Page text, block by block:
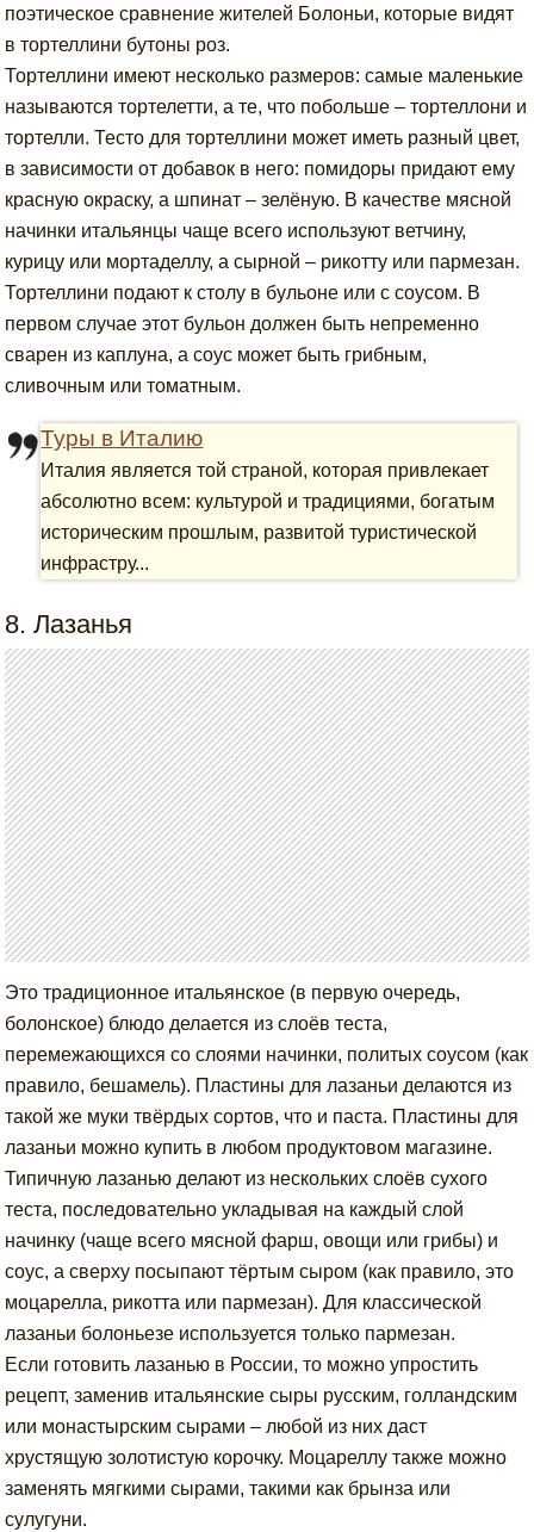
поэтическое сравнение жителей Болоньи, которые видят
в тортеллини бутоны роз.
Тортеллини имеют несколько размеров: самые маленькие
называются тортелетти, а те, что побольше – тортеллони и
тортелли. Тесто для тортеллини может иметь разный цвет,
в зависимости от добавок в него: помидоры придают ему
красную окраску, а шпинат – зелёную. В качестве мясной
начинки итальянцы чаще всего используют ветчину,
курицу или мортаделлу, а сырной – рикотту или пармезан.
Тортеллини подают к столу в бульоне или с соусом. В
первом случае этот бульон должен быть непременно
сварен из каплуна, а соус может быть грибным,
сливочным или томатным.
Туры в Италию
Италия является той страной, которая привлекает
абсолютно всем: культурой и традициями, богатым
историческим прошлым, развитой туристической
инфрастру...
8. Лазанья
Это традиционное итальянское (в первую очередь,
болонское) блюдо делается из слоёв теста,
перемежающихся со слоями начинки, политых соусом (как
правило, бешамель). Пластины для лазаньи делаются из
такой же муки твёрдых сортов, что и паста. Пластины для
лазаньи можно купить в любом продуктовом магазине.
Типичную лазанью делают из нескольких слоёв сухого
теста, последовательно укладывая на каждый слой
начинку (чаще всего мясной фарш, овощи или грибы) и
соус, а сверху посыпают тёртым сыром (как правило, это
моцарелла, рикотта или пармезан). Для классической
лазаньи болоньезе используется только пармезан.
Если готовить лазанью в России, то можно упростить
рецепт, заменив итальянские сыры русским, голландским
или монастырским сырами – любой из них даст
хрустящую золотистую корочку. Моцареллу также можно
заменять мягкими сырами, такими как брынза или
сулугуни.